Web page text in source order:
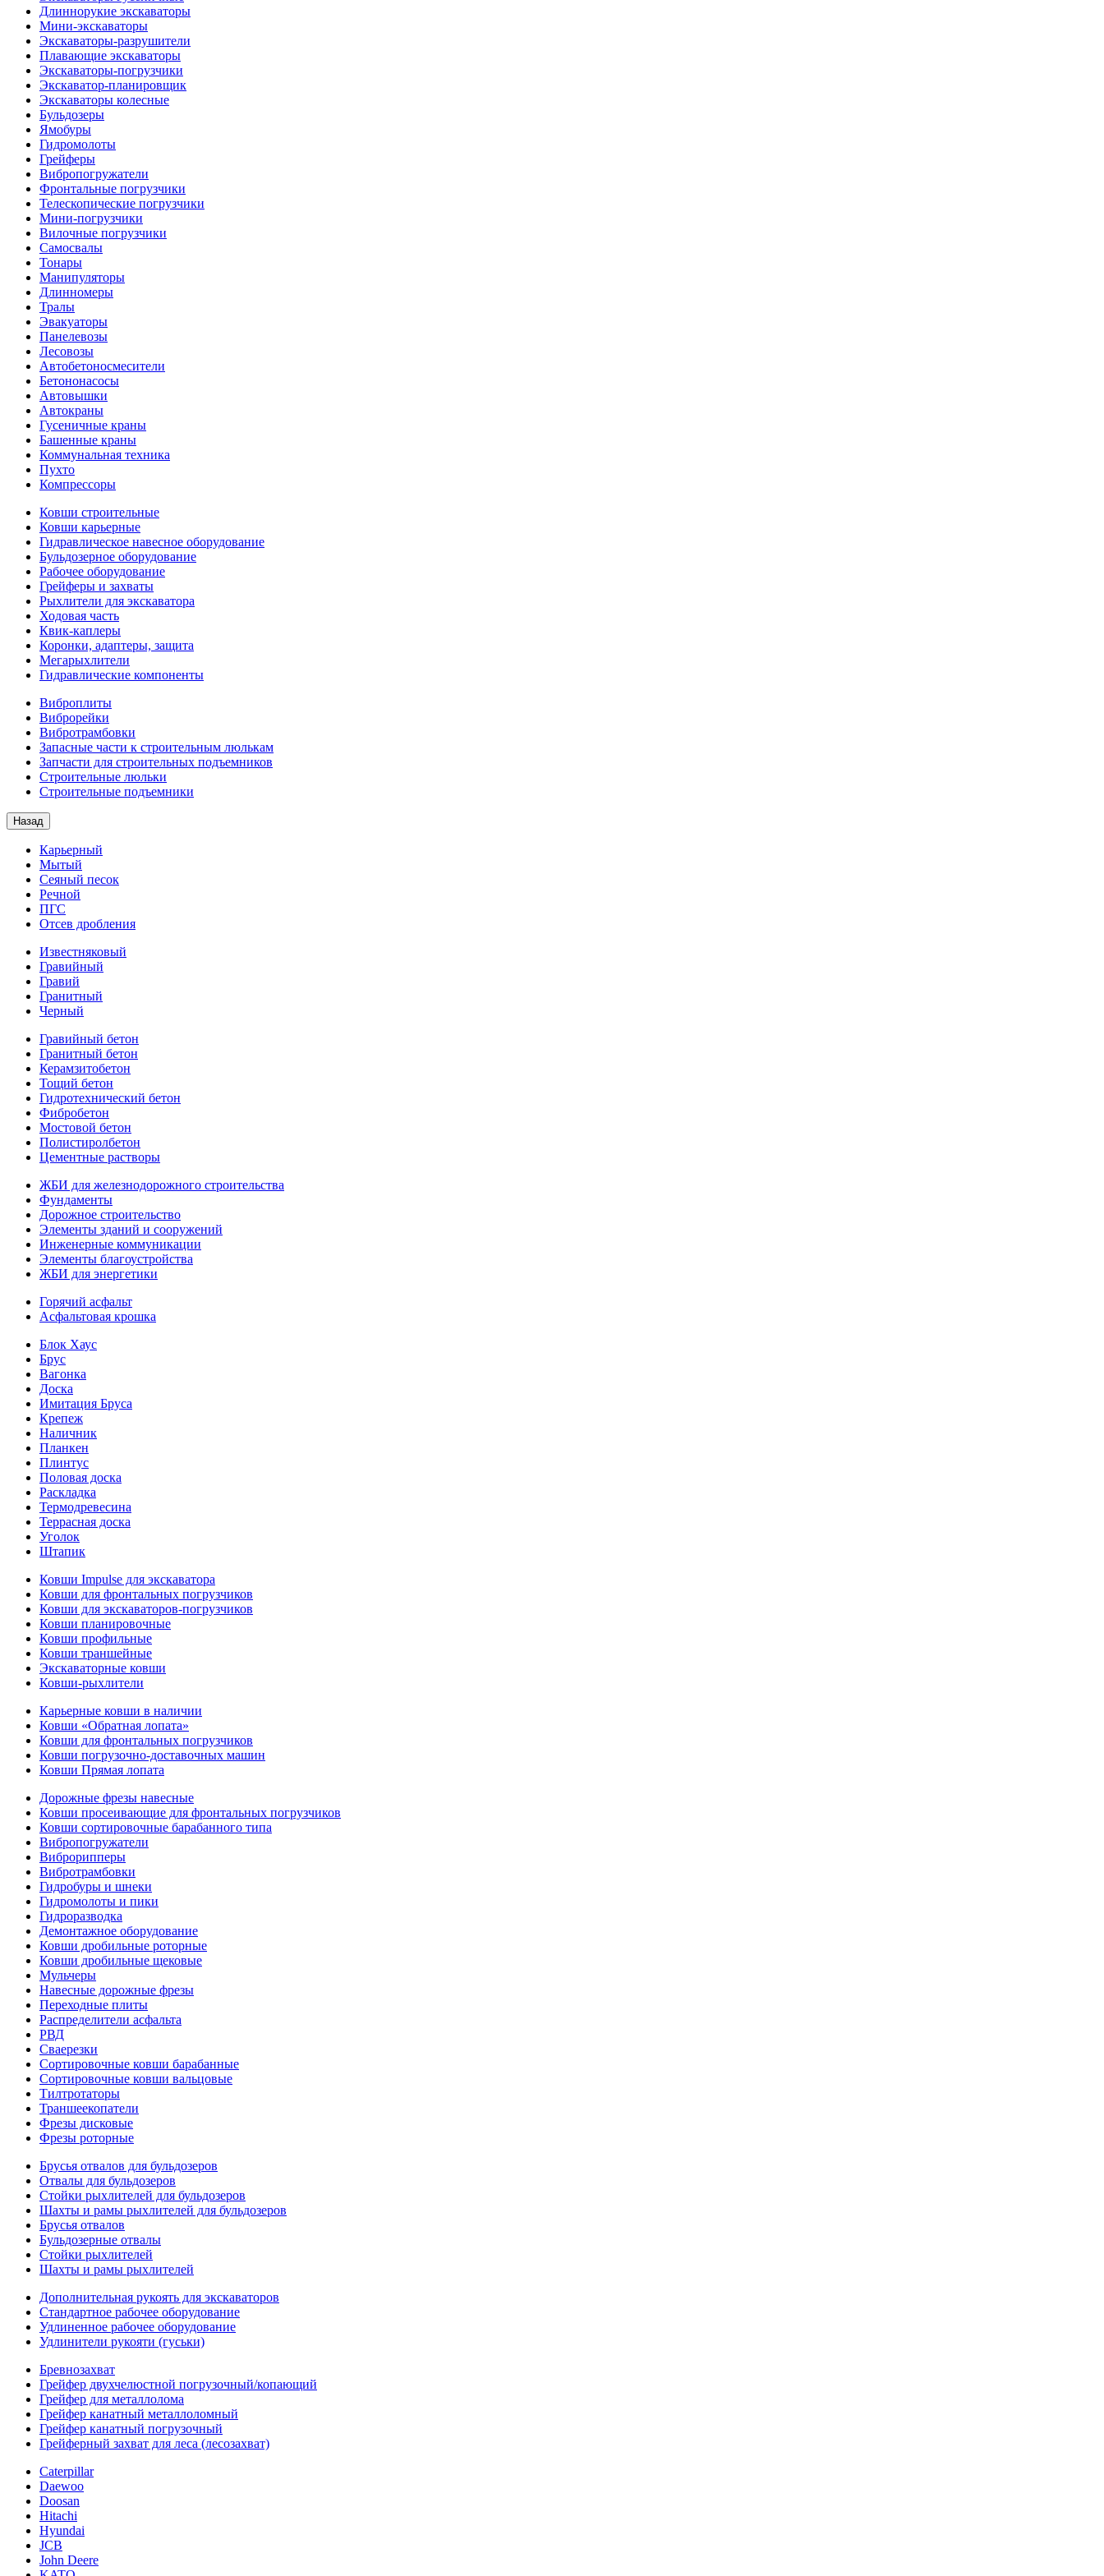
Длиннорукие экскаваторы
Мини-экскаваторы
Экскаваторы-разрушители
Плавающие экскаваторы
Экскаваторы-погрузчики
Экскаватор-планировщик
Экскаваторы колесные
Бульдозеры
Ямобуры
Гидромолоты
Грейферы
Вибро­погружатели
Фронтальные погрузчики
Телескопические погрузчики
Мини-погрузчики
Вилочные погрузчики
Самосвалы
Тонары
Манипуляторы
Длинномеры
Тралы
Эвакуаторы
Панелевозы
Лесовозы
Автобетоно­смесители
Бетононасосы
Автовышки
Автокраны
Гусеничные краны
Башенные краны
Коммунальная техника
Пухто
Компрессоры
Ковши строительные
Ковши карьерные
Гидравлическое навесное оборудование
Бульдозерное оборудование
Рабочее оборудование
Грейферы и захваты
Рыхлители для экскаватора
Ходовая часть
Квик-каплеры
Коронки, адаптеры, защита
Мегарыхлители
Гидравлические компоненты
Виброплиты
Виброрейки
Вибротрамбовки
Запасные части к строительным люлькам
Запчасти для строительных подъемников
Строительные люльки
Строительные подъемники
Назад
Карьерный
Мытый
Сеяный песок
Речной
ПГС
Отсев дробления
Известняковый
Гравийный
Гравий
Гранитный
Черный
Гравийный бетон
Гранитный бетон
Керамзитобетон
Тощий бетон
Гидротехнический бетон
Фибробетон
Мостовой бетон
Полистиролбетон
Цементные растворы
ЖБИ для железнодорожного строительства
Фундаменты
Дорожное строительство
Элементы зданий и сооружений
Инженерные коммуникации
Элементы благоустройства
ЖБИ для энергетики
Горячий асфальт
Асфальтовая крошка
Блок Хаус
Брус
Вагонка
Доска
Имитация Бруса
Крепеж
Наличник
Планкен
Плинтус
Половая доска
Раскладка
Термодревесина
Террасная доска
Уголок
Штапик
Ковши Impulse для экскаватора
Ковши для фронтальных погрузчиков
Ковши для экскаваторов-погрузчиков
Ковши планировочные
Ковши профильные
Ковши траншейные
Экскаваторные ковши
Ковши-рыхлители
Карьерные ковши в наличии
Ковши «Обратная лопата»
Ковши для фронтальных погрузчиков
Ковши погрузочно-доставочных машин
Ковши Прямая лопата
Дорожные фрезы навесные
Ковши просеивающие для фронтальных погрузчиков
Ковши сортировочные барабанного типа
Вибропогружатели
Виброрипперы
Вибротрамбовки
Гидробуры и шнеки
Гидромолоты и пики
Гидроразводка
Демонтажное оборудование
Ковши дробильные роторные
Ковши дробильные щековые
Мульчеры
Навесные дорожные фрезы
Переходные плиты
Распределители асфальта
РВД
Сваерезки
Сортировочные ковши барабанные
Сортировочные ковши вальцовые
Тилтротаторы
Траншеекопатели
Фрезы дисковые
Фрезы роторные
Брусья отвалов для бульдозеров
Отвалы для бульдозеров
Стойки рыхлителей для бульдозеров
Шахты и рамы рыхлителей для бульдозеров
Брусья отвалов
Бульдозерные отвалы
Стойки рыхлителей
Шахты и рамы рыхлителей
Дополнительная рукоять для экскаваторов
Стандартное рабочее оборудование
Удлиненное рабочее оборудование
Удлинители рукояти (гуськи)
Бревнозахват
Грейфер двухчелюстной погрузочный/копающий
Грейфер для металлолома
Грейфер канатный металлоломный
Грейфер канатный погрузочный
Грейферный захват для леса (лесозахват)
Caterpillar
Daewoo
Doosan
Hitachi
Hyundai
JCB
John Deere